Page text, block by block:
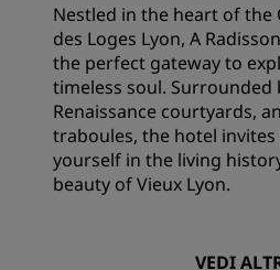
Nestled in the heart of the
des Loges Lyon, A
the perfect gateway to
timeless soul. Surrounded
Renaissance courtyards,
traboules, the hotel
yourself in the living
beauty of Vieux Lyon.
VEDI